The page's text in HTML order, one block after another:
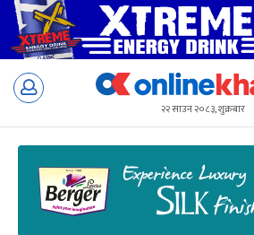
Skip
२२ साउन २०८३, शुक्रबार